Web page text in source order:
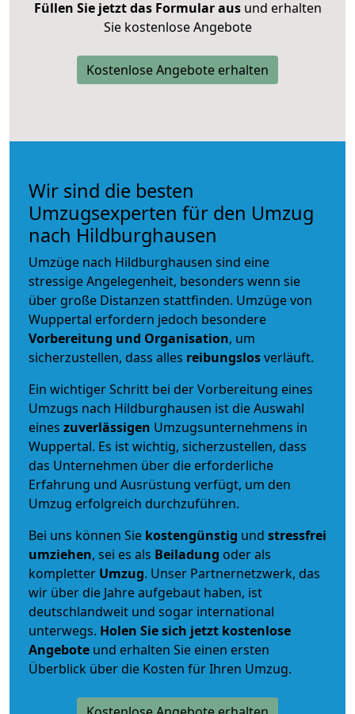
Füllen Sie jetzt das Formular ausund erhalten
Sie kostenlose Angebote
Kostenlose Angebote erhalten
Wir sind die besten
Umzugsexperten für den Umzug
nach Hildburghausen
Umzüge nach Hildburghausen sind eine
stressige Angelegenheit, besonders wenn sie
über große Distanzen stattfinden. Umzüge von
Wuppertal erfordern jedoch besondere
Vorbereitung und Organisation, um
sicherzustellen, dass alles reibungslosverläuft.
Ein wichtiger Schritt bei der Vorbereitung eines
Umzugs nach Hildburghausen ist die Auswahl
eines zuverlässigen Umzugsunternehmens in
Wuppertal. Es ist wichtig, sicherzustellen, dass
das Unternehmen über die erforderliche
Erfahrung und Ausrüstung verfügt, um den
Umzug erfolgreich durchzuführen.
Bei uns können Sie kostengünstig und stressfrei
umziehen, sei es als Beiladung oder als
kompletter Umzug. Unser Partnernetzwerk, das
wir über die Jahre aufgebaut haben, ist
deutschlandweit und sogar international
unterwegs. Holen Sie sich jetzt kostenlose
Angebote und erhalten Sie einen ersten
Überblick über die Kosten für Ihren Umzug.